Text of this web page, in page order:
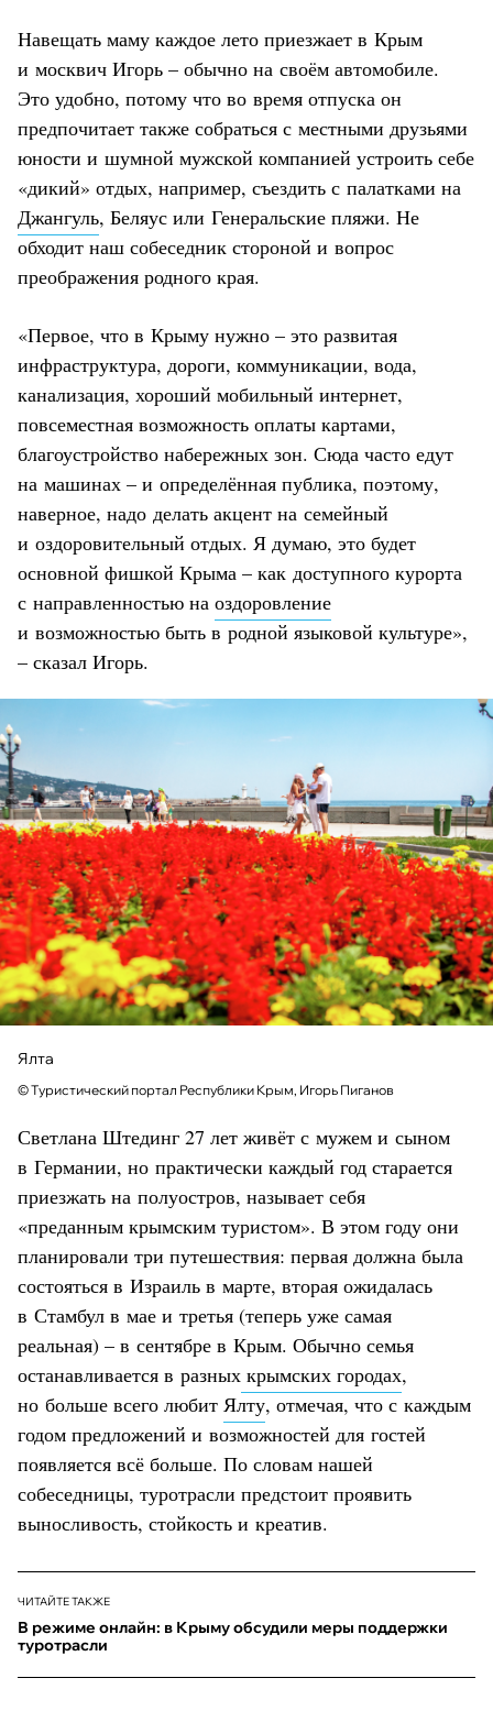
Навещать маму каждое лето приезжает в Крым
и москвич Игорь – обычно на своём автомобиле.
Это удобно, потому что во время отпуска он
предпочитает также собраться с местными друзьями
юности и шумной мужской компанией устроить себе
«дикий» отдых, например, съездить с палатками на
Джангуль, Беляус или Генеральские пляжи. Не
обходит наш собеседник стороной и вопрос
преображения родного края.
«Первое, что в Крыму нужно – это развитая
инфраструктура, дороги, коммуникации, вода,
канализация, хороший мобильный интернет,
повсеместная возможность оплаты картами,
благоустройство набережных зон. Сюда часто едут
на машинах – и определённая публика, поэтому,
наверное, надо делать акцент на семейный
и оздоровительный отдых. Я думаю, это будет
основной фишкой Крыма – как доступного курорта
с направленностью на оздоровление
и возможностью быть в родной языковой культуре»,
– сказал Игорь.
Ялта
© Туристический портал Республики Крым, Игорь Пиганов
Светлана Штединг 27 лет живёт с мужем и сыном
в Германии, но практически каждый год старается
приезжать на полуостров, называет себя
«преданным крымским туристом». В этом году они
планировали три путешествия: первая должна была
состояться в Израиль в марте, вторая ожидалась
в Стамбул в мае и третья (теперь уже самая
реальная) – в сентябре в Крым. Обычно семья
останавливается в разных крымских городах,
но больше всего любит Ялту, отмечая, что с каждым
годом предложений и возможностей для гостей
появляется всё больше. По словам нашей
собеседницы, туротрасли предстоит проявить
выносливость, стойкость и креатив.
ЧИТАЙТЕ ТАКЖЕ
В режиме онлайн: в Крыму обсудили меры поддержки
туротрасли